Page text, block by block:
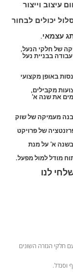
וייצור
יכולים לבחור
עצמאי.
של חלקי הנעל,
בבניית נעל
באופן מקצועי
מקבילים,
את שנה א’
מעמיקה של שוק
של פרויקט
א’ על מנת
מודל למול מפעל.
לנו
חלקי הגזרה השונים